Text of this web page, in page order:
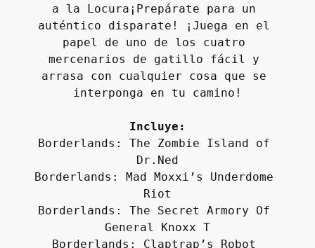
a la Locura¡Prepárate para un
auténtico disparate! ¡Juega en el
papel de uno de los cuatro
mercenarios de gatillo fácil y
arrasa con cualquier cosa que se
interponga en tu camino!
Incluye:
Borderlands: The Zombie Island of
Dr.Ned
Borderlands: Mad Moxxi’s Underdome
Riot
Borderlands: The Secret Armory Of
General Knoxx T
Borderlands: Claptrap’s Robot